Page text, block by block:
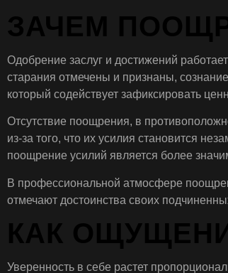
ЗАЧЕМ
Одобрение заслуг и достижений
старания отмечены и признаны,
который содействует зафиксировать
Отсутствие поощрения, в
из-за того, что их усилия становится
поощрение усилий является более
В профессиональной атмосфере
отмечают достоинства своих
КАК
Уверенность в себе растет